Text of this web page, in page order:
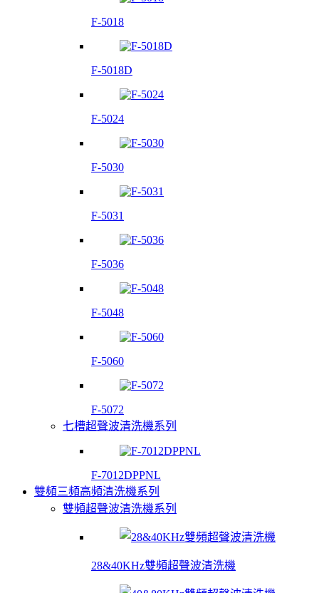
F-5018
F-5018D
F-5024
F-5030
F-5031
F-5036
F-5048
F-5060
F-5072
七槽超聲波清洗機系列
F-7012DPPNL
雙頻三頻高頻清洗機系列
雙頻超聲波清洗機系列
28&40KHz雙頻超聲波清洗機